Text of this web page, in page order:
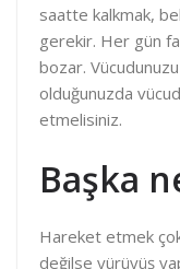
saatte kalkmak,
gerekir. Her gün
bozar.
olduğunuzda
etmelisiniz.
Başka
Hareket etmek
değilse yürüyüş